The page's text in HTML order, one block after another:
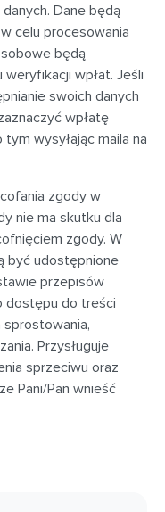
Dane będą
celu procesowania
będą
wpłat. Jeśli
swoich danych
wpłatę
wysyłając maila na
zgody w
nie ma skutku dla
zgody. W
być udostępnione
przepisów
dostępu do treści
sprostowania,
Przysługuje
sprzeciwu oraz
Pani/Pan wnieść